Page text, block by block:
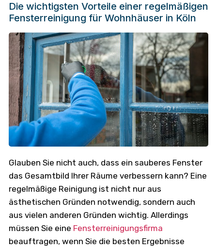
Die wichtigsten Vorteile einer regelmäßigen
Fensterreinigung für Wohnhäuser in Köln
Glauben Sie nicht auch, dass ein sauberes Fenster
das Gesamtbild Ihrer Räume verbessern kann? Eine
regelmäßige Reinigung ist nicht nur aus
ästhetischen Gründen notwendig, sondern auch
aus vielen anderen Gründen wichtig. Allerdings
müssen Sie eine Fensterreinigungsfirma
beauftragen, wenn Sie die besten Ergebnisse